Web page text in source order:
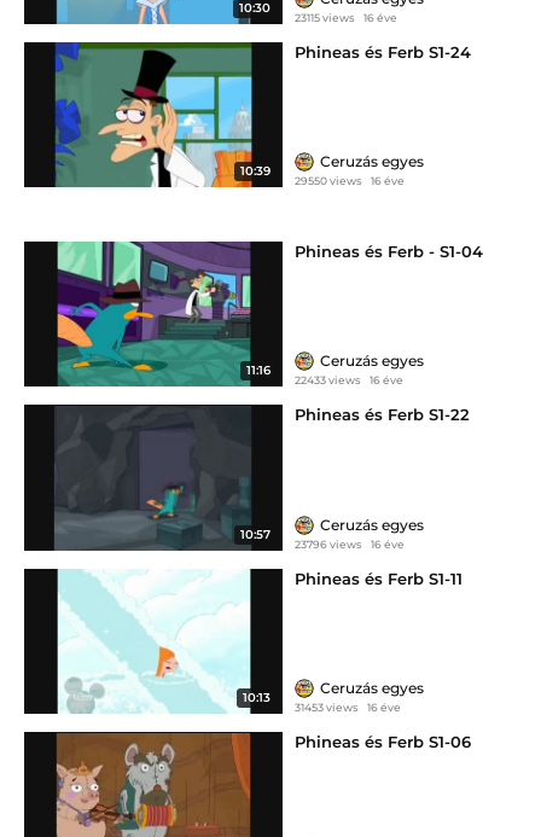
10:30
23115 views 16 éve
10:39
Phineas és Ferb S1-24
Ceruzás egyes
29550 views 16 éve
11:16
Phineas és Ferb - S1-04
Ceruzás egyes
22433 views 16 éve
10:57
Phineas és Ferb S1-22
Ceruzás egyes
23796 views 16 éve
10:13
Phineas és Ferb S1-11
Ceruzás egyes
31453 views 16 éve
Phineas és Ferb S1-06